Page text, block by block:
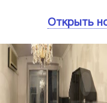
Открыть